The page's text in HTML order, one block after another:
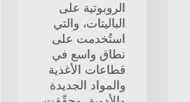
الروبوتية على
الباليتات، والتي
استُخدمت على
نطاق واسع في
قطاعات الأغذية
والمواد الجديدة